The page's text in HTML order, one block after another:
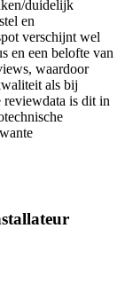
duidelijk
en
verschijnt wel
en een belofte van
waardoor
als bij
reviewdata is dit in